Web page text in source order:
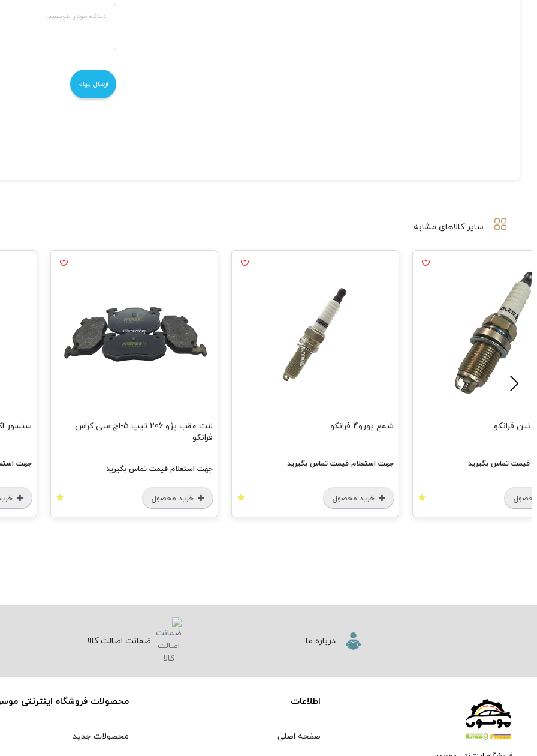
سایر کالاهای مشابه
بگیرید جهت استعلام قیمت تماس بگیرید
خرید محصول
لنت عقب پژو 206 تیپ 5-اچ سی کراس
جهت استعلام قیمت تماس بگیرید
خرید محصول
سنسور اکسیژن
جهت استعلام قیمت
خرید محصول
درباره ما ضمانت اصالت کالا
اطلاعات
صفحه اصلی
محصولات فروشگاه اینترنتی
محصولات جدید